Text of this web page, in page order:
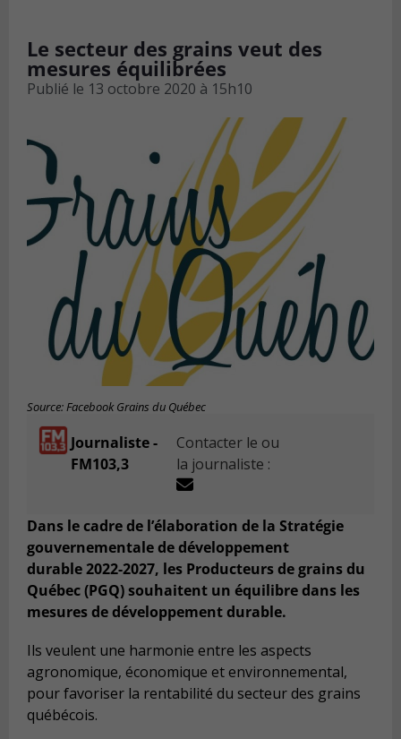
Le secteur des grains veut des
mesures équilibrées
Publié le 13 octobre 2020 à 15h10
Source: Facebook Grains du Québec
Journaliste -
FM103,3
Contacter le ou
la journaliste :
Dans le cadre de l’élaboration de la Stratégie
gouvernementale de développement
durable 2022-2027, les Producteurs de grains du
Québec (PGQ) souhaitent un équilibre dans les
mesures de développement durable.
Ils veulent une harmonie entre les aspects
agronomique, économique et environnemental,
pour favoriser la rentabilité du secteur des grains
québécois.